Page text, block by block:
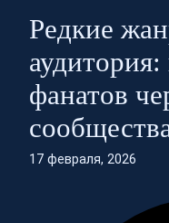
Редкие
фанатов
17 февраля, 2026